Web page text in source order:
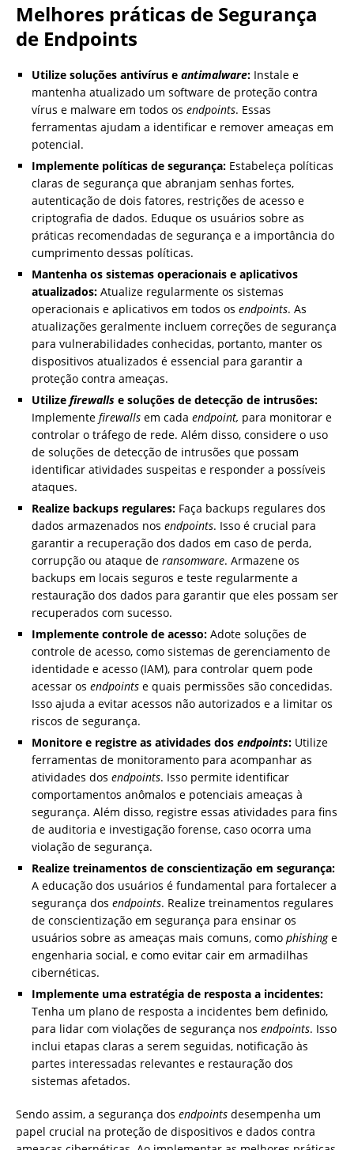
Melhores práticas de Segurança
de Endpoints
Utilize soluções antivírus e antimalware: Instale e
mantenha atualizado um software de proteção contra
vírus e malware em todos os endpoints. Essas
ferramentas ajudam a identificar e remover ameaças em
potencial.
Implemente políticas de segurança: Estabeleça políticas
claras de segurança que abranjam senhas fortes,
autenticação de dois fatores, restrições de acesso e
criptografia de dados. Eduque os usuários sobre as
práticas recomendadas de segurança e a importância do
cumprimento dessas políticas.
Mantenha os sistemas operacionais e aplicativos
atualizados: Atualize regularmente os sistemas
operacionais e aplicativos em todos os endpoints. As
atualizações geralmente incluem correções de segurança
para vulnerabilidades conhecidas, portanto, manter os
dispositivos atualizados é essencial para garantir a
proteção contra ameaças.
Utilize firewalls e soluções de detecção de intrusões:
Implemente firewalls em cada endpoint, para monitorar e
controlar o tráfego de rede. Além disso, considere o uso
de soluções de detecção de intrusões que possam
identificar atividades suspeitas e responder a possíveis
ataques.
Realize backups regulares: Faça backups regulares dos
dados armazenados nos endpoints. Isso é crucial para
garantir a recuperação dos dados em caso de perda,
corrupção ou ataque de ransomware. Armazene os
backups em locais seguros e teste regularmente a
restauração dos dados para garantir que eles possam ser
recuperados com sucesso.
Implemente controle de acesso: Adote soluções de
controle de acesso, como sistemas de gerenciamento de
identidade e acesso (IAM), para controlar quem pode
acessar os endpoints e quais permissões são concedidas.
Isso ajuda a evitar acessos não autorizados e a limitar os
riscos de segurança.
Monitore e registre as atividades dos endpoints: Utilize
ferramentas de monitoramento para acompanhar as
atividades dos endpoints. Isso permite identificar
comportamentos anômalos e potenciais ameaças à
segurança. Além disso, registre essas atividades para fins
de auditoria e investigação forense, caso ocorra uma
violação de segurança.
Realize treinamentos de conscientização em segurança:
A educação dos usuários é fundamental para fortalecer a
segurança dos endpoints. Realize treinamentos regulares
de conscientização em segurança para ensinar os
usuários sobre as ameaças mais comuns, como phishinge
engenharia social, e como evitar cair em armadilhas
cibernéticas.
Implemente uma estratégia de resposta a incidentes:
Tenha um plano de resposta a incidentes bem definido,
para lidar com violações de segurança nos endpoints. Isso
inclui etapas claras a serem seguidas, notificação às
partes interessadas relevantes e restauração dos
sistemas afetados.
Sendo assim, a segurança dos endpoints desempenha um
papel crucial na proteção de dispositivos e dados contra